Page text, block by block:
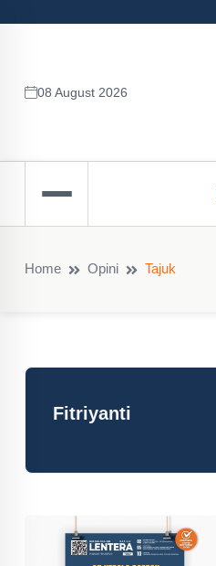
08 August 2026
Home Opini Tajuk
Fitriyanti